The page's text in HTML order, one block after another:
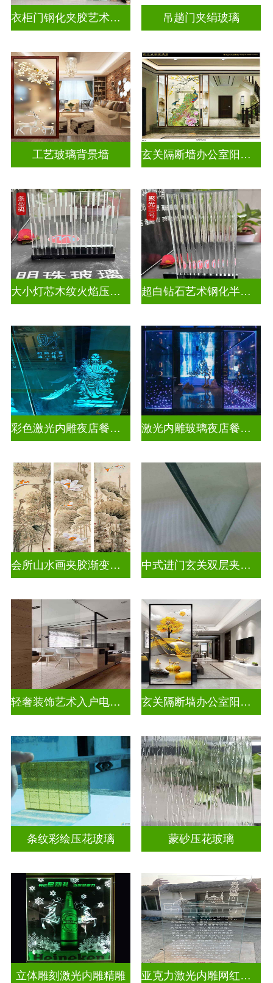
衣柜门钢化夹胶艺术玻璃 吊趟门夹绢玻璃
工艺玻璃背景墙 玄关隔断墙办公室阳台挡门山水画背景墙玻璃
大小灯芯木纹火焰压花玻璃 超白钻石艺术钢化半透明压花玻璃
彩色激光内雕夜店餐厅装饰 激光内雕玻璃夜店餐厅装饰
会所山水画夹胶渐变玻璃 中式进门玄关双层夹娟玻璃
轻奢装饰艺术入户电视玻璃背景墙 玄关隔断墙办公室阳台挡门玻璃背景墙
条纹彩绘压花玻璃 蒙砂压花玻璃
立体雕刻激光内雕精雕 亚克力激光内雕网红打卡背景